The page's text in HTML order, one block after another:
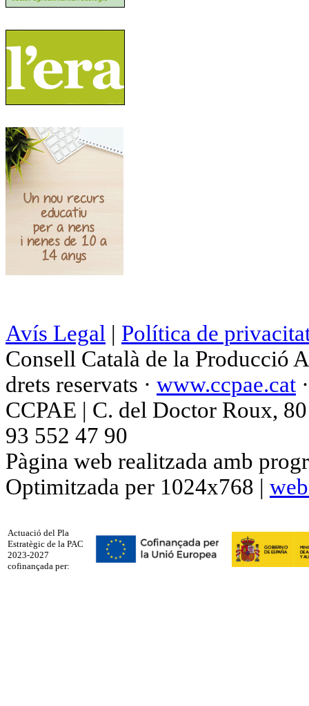
Avís Legal | Política de
Consell Català de la Producció
drets reservats · www.ccpae.cat
CCPAE | C. del Doctor Roux,
93 552 47 90
Pàgina web realitzada amb
Optimitzada per 1024x768 |
Actuació del Pla
Estratègic de la PAC
2023-2027
cofinançada per: